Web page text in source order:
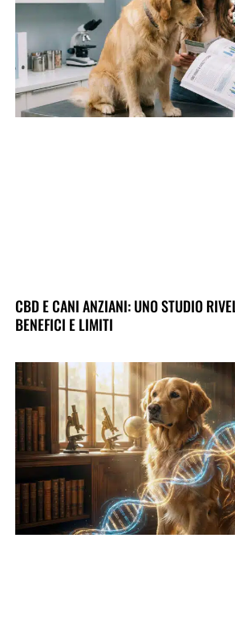
CBD E CANI ANZIANI: UNO STUDIO
BENEFICI E LIMITI